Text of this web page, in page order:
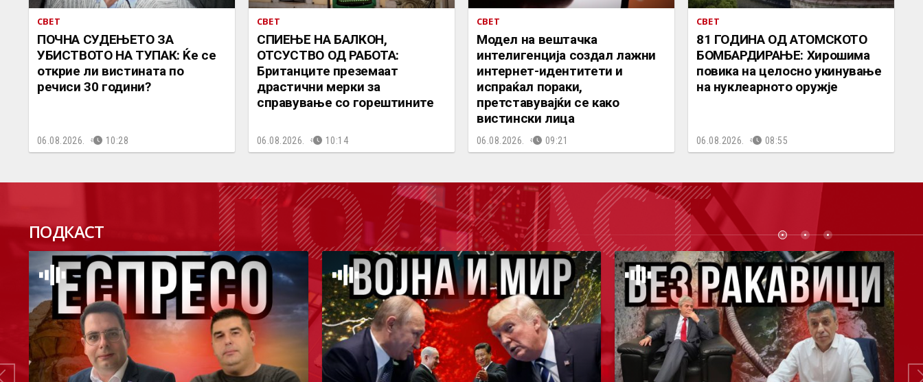
СВЕТ
ПОЧНА СУДЕЊЕТО ЗА
УБИСТВОТО НА ТУПАК: Ќе се
открие ли вистината по
речиси 30 години?
06.08.2026. 10:28
СВЕТ
СПИЕЊЕ НА БАЛКОН,
ОТСУСТВО ОД РАБОТА:
Британците преземаат
драстични мерки за
справување со горештините
06.08.2026. 10:14
СВЕТ
Mодел на вештачка
интелигенција создал лажни
интернет-идентитети и
испраќал пораки,
претставувајќи се како
вистински лица
06.08.2026. 09:21
СВЕТ
81 ГОДИНА ОД АТОМСКОТО
БОМБАРДИРАЊЕ: Хирошима
повика на целосно укинување
на нуклеарното оружје
06.08.2026. 08:55
ПОДКАСТ ПОДКАСТ